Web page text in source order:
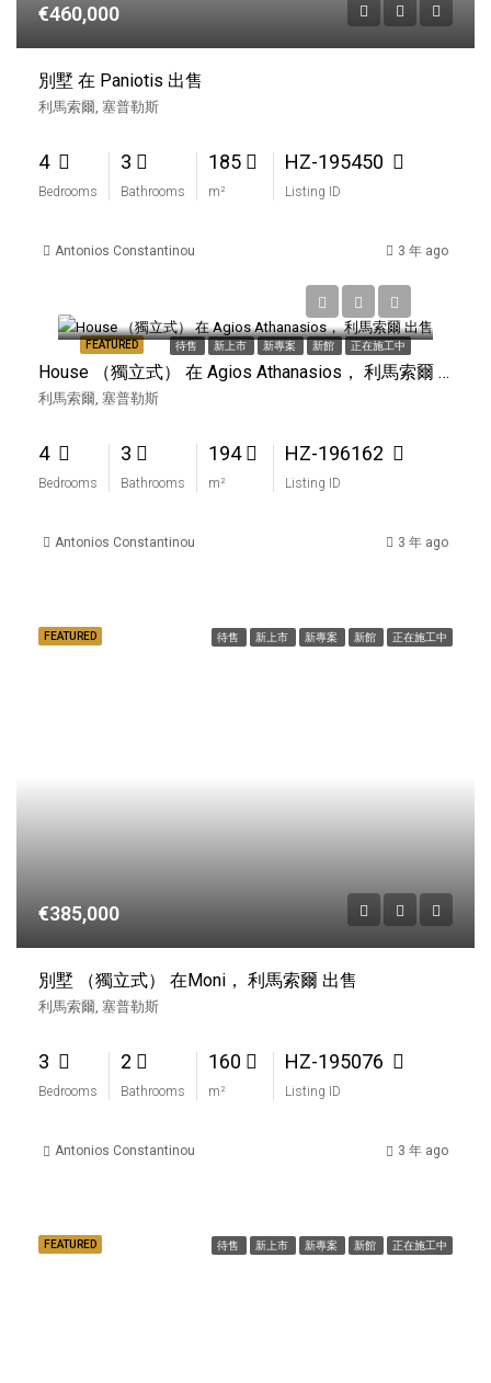
€460,000
別墅 在 Paniotis 出售
利馬索爾, 塞普勒斯
4
Bedrooms
3
Bathrooms
185
m²
HZ-195450
Listing ID
Antonios Constantinou 3 年 ago
FEATURED 待售 新上市 新專案 新館 正在施工中
House （獨立式） 在 Agios Athanasios， 利馬索爾 出售
利馬索爾, 塞普勒斯
4
Bedrooms
3
Bathrooms
194
m²
HZ-196162
Listing ID
Antonios Constantinou 3 年 ago
FEATURED 待售 新上市 新專案 新館 正在施工中
€385,000
別墅 （獨立式） 在Moni， 利馬索爾 出售
利馬索爾, 塞普勒斯
3
Bedrooms
2
Bathrooms
160
m²
HZ-195076
Listing ID
Antonios Constantinou 3 年 ago
FEATURED 待售 新上市 新專案 新館 正在施工中